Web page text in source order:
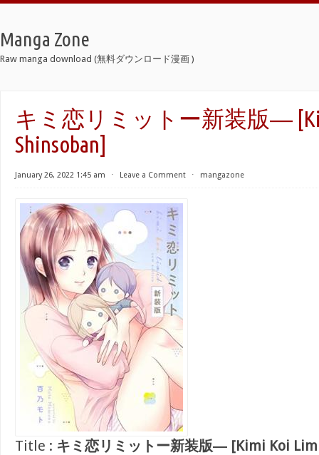
Manga Zone
Raw manga download (無料ダウンロード漫画 )
キミ恋リミットー新装版―
Shinsoban]
January 26, 2022 1:45 am ⋅ Leave a Comment ⋅ mangazone
Title : キミ恋リミットー新装版― [Kimi Koi